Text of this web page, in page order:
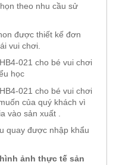
theo nhu cầu sử
được thiết kế đơn
vui chơi.
021 cho bé vui chơi
học
021 cho bé vui chơi
của quý khách vì
vào sản xuất .
quay được nhập khẩu
ảnh thực tế sản